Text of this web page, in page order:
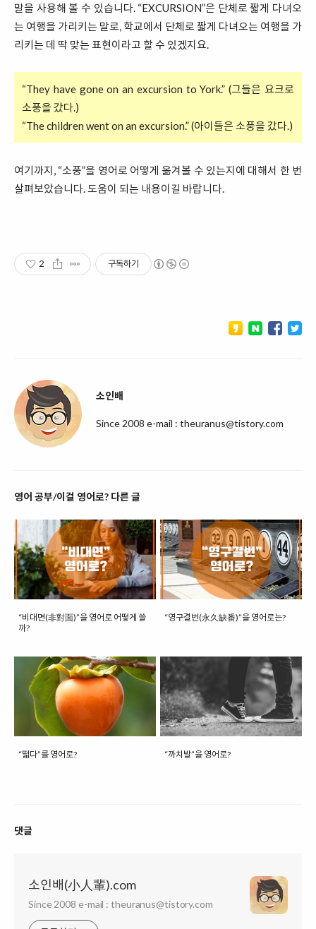
말을 사용해 볼 수 있습니다. “EXCURSION”은 단체로 짧게 다녀오
는 여행을 가리키는 말로, 학교에서 단체로 짧게 다녀오는 여행을 가
리키는 데 딱 맞는 표현이라고 할 수 있겠지요.
“They have gone on an excursion to York.” (그들은 요크로
소풍을 갔다.)
“The children went on an excursion.” (아이들은 소풍을 갔다.)
여기까지, “소풍”을 영어로 어떻게 옮겨볼 수 있는지에 대해서 한 번
살펴보았습니다. 도움이 되는 내용이길 바랍니다.
2 구독하기
소인배
Since 2008 e-mail : theuranus@tistory.com
영어 공부/이걸 영어로? 다른 글
“비대면(非對面)”을 영어로 어떻게 쓸
까?
“영구결번(永久缺番)”을 영어로는?
“떫다”를 영어로? “까치발”을 영어로?
댓글
소인배(小人輩).com
Since 2008 e-mail : theuranus@tistory.com